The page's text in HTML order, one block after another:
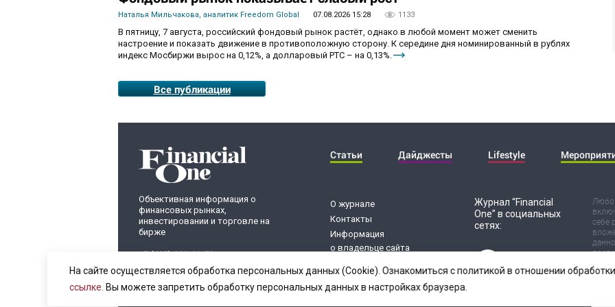
Наталья Мильчакова, аналитик Freedom Global 07.08.2026 15:28 1133
В пятницу, 7 августа, российский фондовый рынок растёт, однако в любой момент может сменить
настроение и показать движение в противоположную сторону. К середине дня номинированный в рублях
индекс Мосбиржи вырос на 0,12%, а долларовый РТС – на 0,13%.
Все публикации
Объективная информация о
финансовых рынках,
инвестировании и торговле на
бирже
+7 (495) 899-01-70
info@fomag.ru
Статьи Дайджесты Lifestyle
О журнале
Контакты
Информация
о владельце сайта
персональных данных
Журнал “Financial
One” в социальных
сетях:
себе
риск
На сайте осуществляется обработка персональных данных (Cookie). Ознакомиться с политикой в отношении
ссылке . Вы можете запретить обработку персональных данных в настройках браузера.